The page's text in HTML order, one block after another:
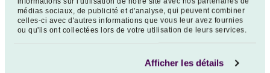
médias sociaux, de publicité et d'analyse, qui peuvent combiner
celles-ci avec d'autres informations que vous leur avez fournies
ou qu'ils ont collectées lors de votre utilisation de leurs services.
Afficher les détails
NATIXIS GLOBAL MULTI STRATEGIES